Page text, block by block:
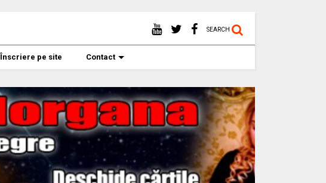
SEARCH
Înscriere pe site Contact